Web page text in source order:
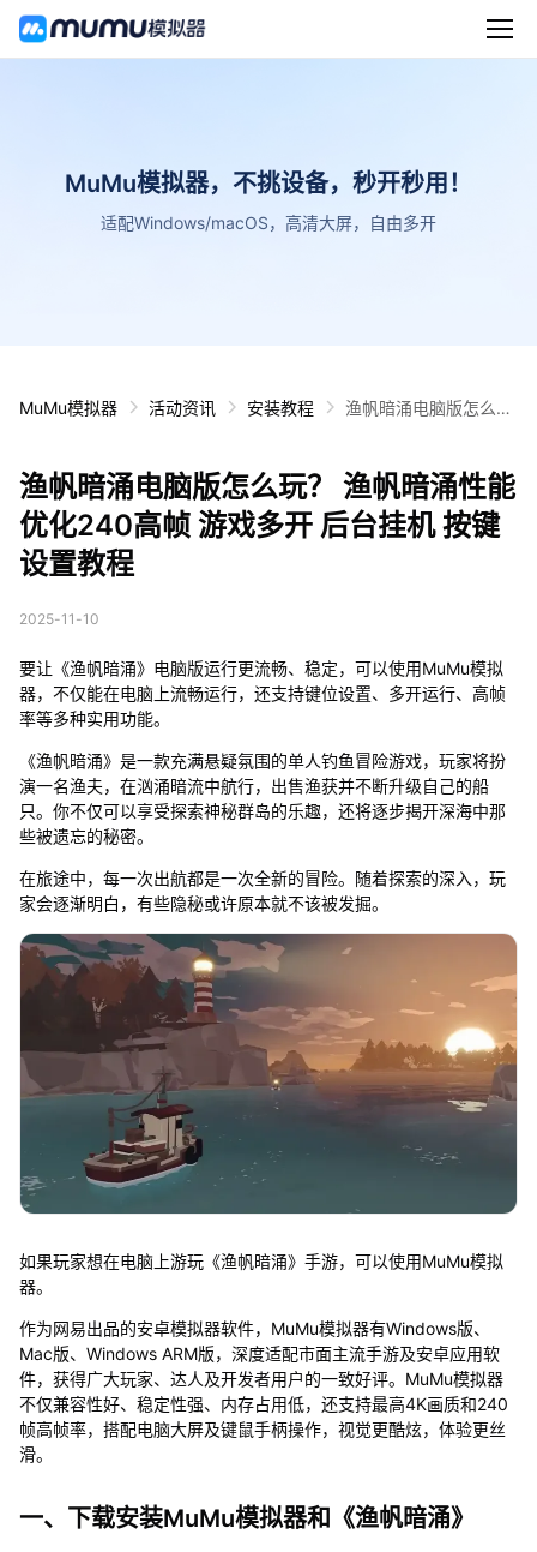
MuMu模拟器，不挑设备，秒开秒用！
适配Windows/macOS，高清大屏，自由多开
MuMu模拟器 活动资讯 安装教程
渔帆暗涌电脑版怎么
台挂机 按键设置教程
渔帆暗涌电脑版怎么玩？ 渔帆暗涌性能
优化240高帧 游戏多开 后台挂机 按键
设置教程
2025-11-10
要让《渔帆暗涌》电脑版运行更流畅、稳定，可以使用MuMu模拟
器，不仅能在电脑上流畅运行，还支持键位设置、多开运行、高帧
率等多种实用功能。
《渔帆暗涌》是一款充满悬疑氛围的单人钓鱼冒险游戏，玩家将扮
演一名渔夫，在汹涌暗流中航行，出售渔获并不断升级自己的船
只。你不仅可以享受探索神秘群岛的乐趣，还将逐步揭开深海中那
些被遗忘的秘密。
在旅途中，每一次出航都是一次全新的冒险。随着探索的深入，玩
家会逐渐明白，有些隐秘或许原本就不该被发掘。
如果玩家想在电脑上游玩《渔帆暗涌》手游，可以使用MuMu模拟
器。
作为网易出品的安卓模拟器软件，MuMu模拟器有Windows版、
Mac版、Windows ARM版，深度适配市面主流手游及安卓应用软
件，获得广大玩家、达人及开发者用户的一致好评。MuMu模拟器
不仅兼容性好、稳定性强、内存占用低，还支持最高4K画质和240
帧高帧率，搭配电脑大屏及键鼠手柄操作，视觉更酷炫，体验更丝
滑。
一、下载安装MuMu模拟器和《渔帆暗涌》